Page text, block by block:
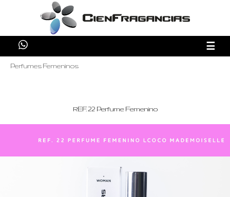
☰
Perfumes Femeninos
REF. 22 Perfume Femenino